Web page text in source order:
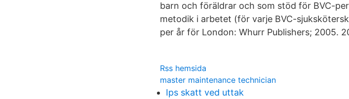
barn och föräldrar och som stöd för BVC-
metodik i arbetet (för varje BVC-
per år för London: Whurr Publishers; 2005.
Rss hemsida
master maintenance technician
Ips skatt ved uttak